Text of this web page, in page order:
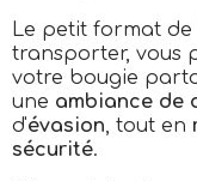
Le petit format de
transporter, vous
votre bougie
une ambiance de
d'évasion, tout en
sécurité.